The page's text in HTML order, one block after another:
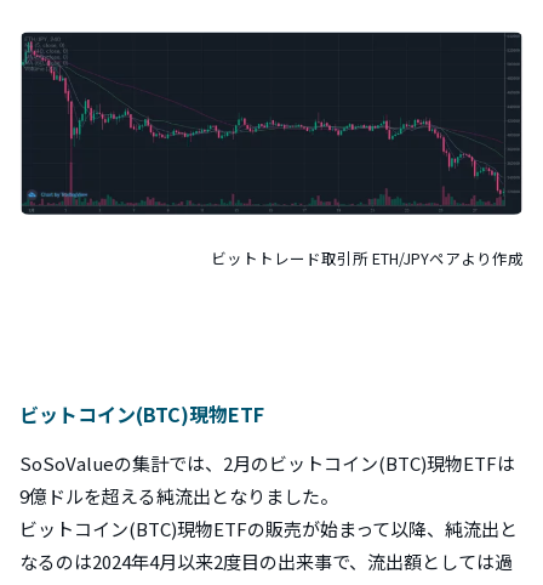
ビットトレード取引所 ETH/JPYペアより作成
ビットコイン(BTC)現物ETF
SoSoValueの集計では、2月のビットコイン(BTC)現物ETFは
9億ドルを超える純流出となりました。
ビットコイン(BTC)現物ETFの販売が始まって以降、純流出と
なるのは2024年4月以来2度目の出来事で、流出額としては過